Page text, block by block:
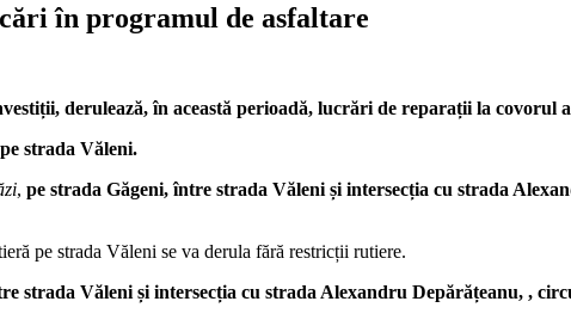
în programul de asfaltare
derulează, în această perioadă, lucrări de reparații la covorul
strada Văleni.
, pe strada Găgeni, între strada Văleni și intersecția cu strada
pe strada Văleni se va derula fără restricții rutiere.
strada Văleni și intersecția cu strada Alexandru Depărățeanu, ,